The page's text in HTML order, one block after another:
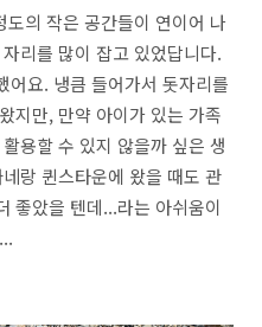
의 작은 공간들이 연이어 나
리를 많이 잡고 있었답니다.
어요. 냉큼 들어가서 돗자리를
지만, 만약 아이가 있는 가족
용할 수 있지 않을까 싶은 생
랑 퀸스타운에 왔을 때도 관
좋았을 텐데...라는 아쉬움이